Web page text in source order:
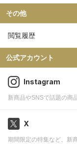
その他
閲覧履歴
公式アカウント
Instagram
新商品やSNSで話題の商
X
期間限定の特集など、新